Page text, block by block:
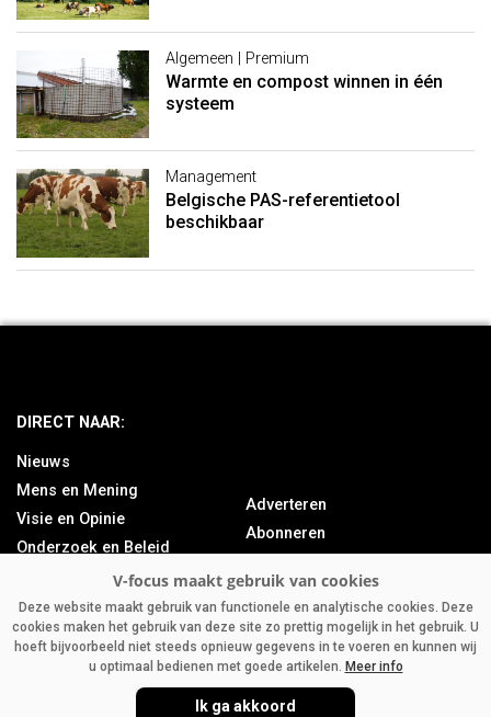
Algemeen | Premium
Warmte en compost winnen in één
systeem
Management
Belgische PAS-referentietool
beschikbaar
DIRECT NAAR:
Nieuws
Mens en Mening
Visie en Opinie
Onderzoek en Beleid
Bedrijfsnieuws
Column
Adverteren
Abonneren
Contact
Deze website maakt gebruik van functionele en analytische cookies. Deze
cookies maken het gebruik van deze site zo prettig mogelijk in het gebruik. U
hoeft bijvoorbeeld niet steeds opnieuw gegevens in te voeren en kunnen wij
u optimaal bedienen met goede artikelen. Meer info
Ik ga akkoord